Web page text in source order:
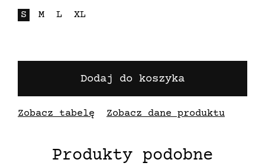
S
M L XL
Dodaj do koszyka
Zobacz tabelę Zobacz dane produktu
Produkty podobne